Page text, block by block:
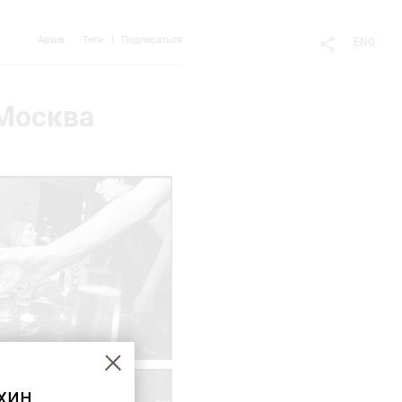
ENG
Архив Теги Подписаться